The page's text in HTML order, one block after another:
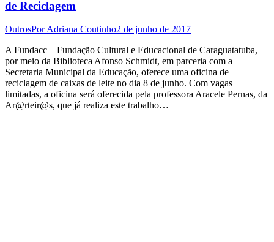
de Reciclagem
OutrosPorAdriana Coutinho2 de junho de 2017
A Fundacc – Fundação Cultural e Educacional de Caraguatatuba,
por meio da Biblioteca Afonso Schmidt, em parceria com a
Secretaria Municipal da Educação, oferece uma oficina de
reciclagem de caixas de leite no dia 8 de junho. Com vagas
limitadas, a oficina será oferecida pela professora Aracele Pernas, da
Ar@rteir@s, que já realiza este trabalho…